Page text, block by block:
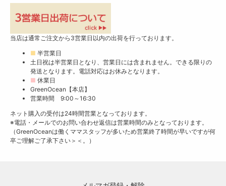
当店は通常ご注文から3営業日以内の出荷を行っております。
■ 半営業日
土日祝は半営業日となり、営業日には含まれません。できる限りの
発送となります。電話対応はお休みとなります。
■ 休業日
GreenOcean【本店】
営業時間 9:00～16:30
ネット購入の受付は24時間営業となっております。
※電話・メールでのお問い合わせ返信は営業時間のみとなっております。
（GreenOceanは働くママスタッフが多いため営業終了時間が早いですが何
卒ご理解ご了承下さい＞＜。）